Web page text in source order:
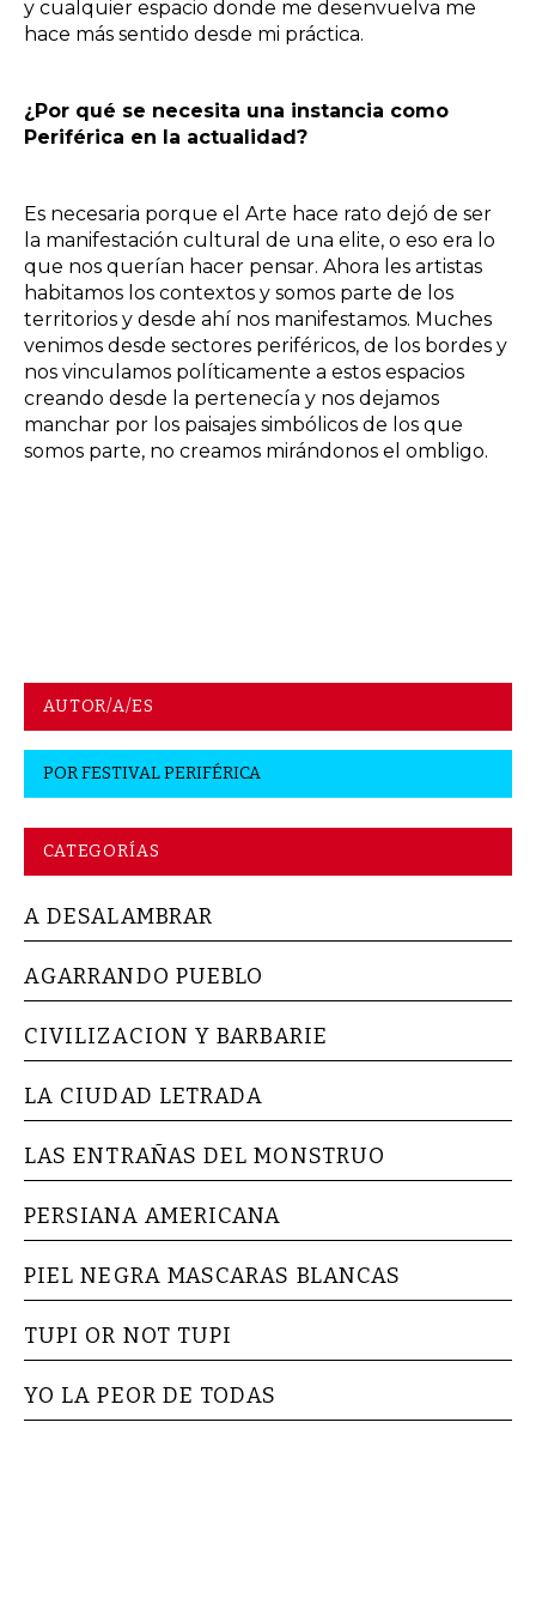
y cualquier espacio donde me desenvuelva me
hace más sentido desde mi práctica.
¿Por qué se necesita una instancia como
Periférica en la actualidad?
Es necesaria porque el Arte hace rato dejó de ser
la manifestación cultural de una elite, o eso era lo
que nos querían hacer pensar. Ahora les artistas
habitamos los contextos y somos parte de los
territorios y desde ahí nos manifestamos. Muches
venimos desde sectores periféricos, de los bordes y
nos vinculamos políticamente a estos espacios
creando desde la pertenecía y nos dejamos
manchar por los paisajes simbólicos de los que
somos parte, no creamos mirándonos el ombligo.
AUTOR/A/ES
PORFESTIVAL PERIFÉRICA
CATEGORÍAS
A DESALAMBRAR
AGARRANDO PUEBLO
CIVILIZACION Y BARBARIE
LA CIUDAD LETRADA
LAS ENTRAÑAS DEL MONSTRUO
PERSIANA AMERICANA
PIEL NEGRA MASCARAS BLANCAS
TUPI OR NOT TUPI
YO LA PEOR DE TODAS